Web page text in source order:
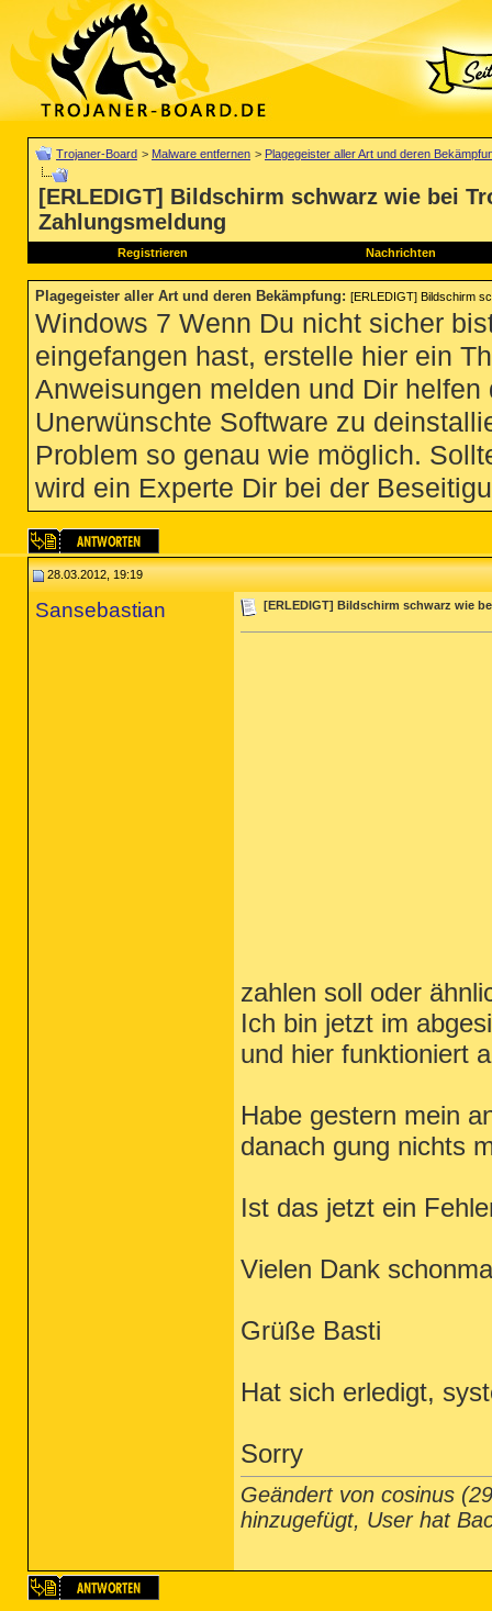
Trojaner-Board > Malware entfernen > Plagegeister aller Art und deren
[ERLEDIGT] Bildschirm schwarz wie bei
Zahlungsmeldung
Registrieren Nachrichten
Plagegeister aller Art und deren Bekämpfung: [ERLEDIGT] Bildschirm
Windows 7 Wenn Du nicht sicher
eingefangen hast, erstelle hier ein
Anweisungen melden und Dir
Unerwünschte Software zu
Problem so genau wie möglich.
wird ein Experte Dir bei der
28.03.2012, 19:19
Sansebastian [ERLEDIGT] Bildschirm schwarz wie
zahlen soll oder
Ich bin jetzt im
und hier funktioniert
Habe gestern mein
danach gung nichts
Ist das jetzt ein
Vielen Dank
Grüße Basti
Hat sich erledigt,
Sorry
Geändert von cosinus
hinzugefügt, User hat